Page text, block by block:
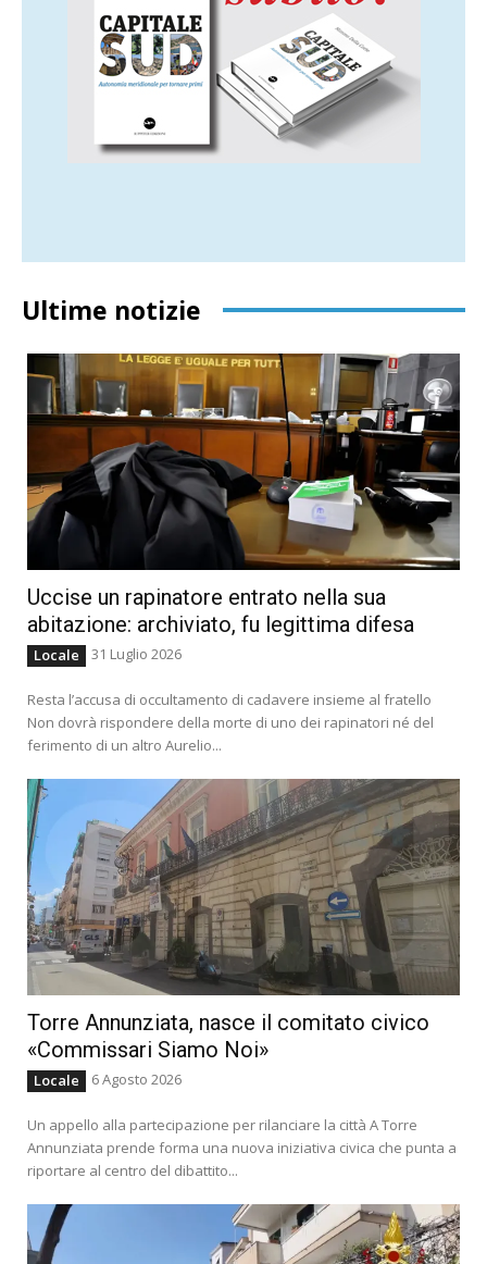
Ultime notizie
Uccise un rapinatore entrato nella sua
abitazione: archiviato, fu legittima difesa
Locale 31 Luglio 2026
Resta l’accusa di occultamento di cadavere insieme al fratello
Non dovrà rispondere della morte di uno dei rapinatori né del
ferimento di un altro Aurelio...
Torre Annunziata, nasce il comitato civico
«Commissari Siamo Noi»
Locale 6 Agosto 2026
Un appello alla partecipazione per rilanciare la città A Torre
Annunziata prende forma una nuova iniziativa civica che punta a
riportare al centro del dibattito...